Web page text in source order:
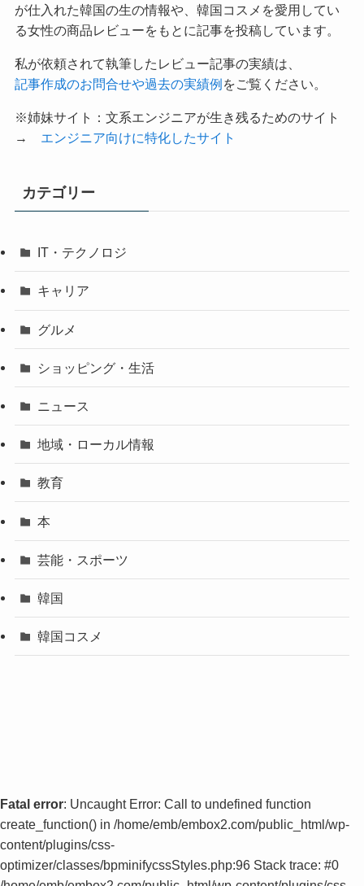
が仕入れた韓国の生の情報や、韓国コスメを愛用してい
る女性の商品レビューをもとに記事を投稿しています。
私が依頼されて執筆したレビュー記事の実績は、
記事作成のお問合せや過去の実績例をご覧ください。
※姉妹サイト：文系エンジニアが生き残るためのサイト
→ エンジニア向けに特化したサイト
カテゴリー
IT・テクノロジ
キャリア
グルメ
ショッピング・生活
ニュース
地域・ローカル情報
教育
本
芸能・スポーツ
韓国
韓国コスメ
Fatal error: Uncaught Error: Call to undefined function
create_function() in /home/emb/embox2.com/public_html/wp-
content/plugins/css-
optimizer/classes/bpminifycssStyles.php:96 Stack trace: #0